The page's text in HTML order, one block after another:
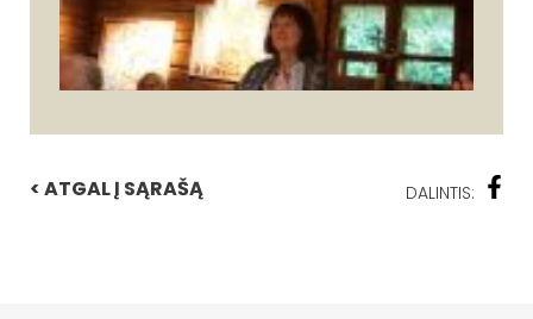
< ATGAL Į SĄRAŠĄ DALINTIS: